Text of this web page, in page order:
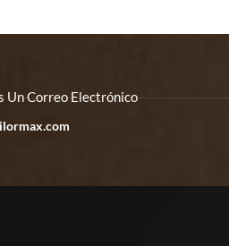
Un Correo Electrónico